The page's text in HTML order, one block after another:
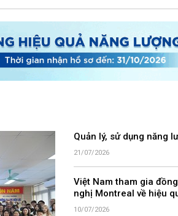
Quản lý, sử dụng năng
21/07/2026
Việt Nam tham gia
nghị Montreal về hiệu
10/07/2026